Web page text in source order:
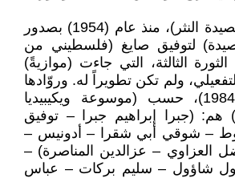
- ثمّ جاءت (حركة قصيدة النثر)، منذ عام (1954) بصدور
لتوفيق صايغ (فلسطيني من
الثالثة، التي جاءت (موازيةً)
ولم تكن تطويراً له. وروّادها
في الفترة (1954-1984)، حسب (موسوعة ويكيبيديا
(14 شاعراً) هم: (جبرا إبراهيم جبرا – توفيق
– شوقي أبي شقرا – أدونيس –
العزاوي – عزالدين المناصرة) –
شاؤول – سليم بركات – عباس